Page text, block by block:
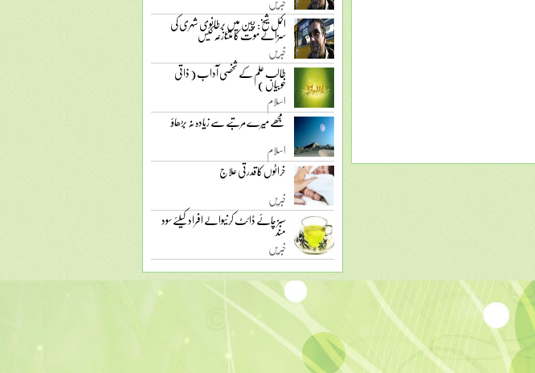
اکمل شیخ: چین میں برطانوی شہری کی
سزائے موت کا متنازعہ کیس
خبریں
طالب علم کے شخصی آداب ( ذاتی
خوبیاں )
اسلام
مجھے میرے مرتبے سے زیادہ نہ بڑھاؤ
اسلام
خراٹوں کا قدرتی علاج
خبریں
سبز چائے ڈائٹ کرنیوالے افراد کیلئے سود
مند
خبریں